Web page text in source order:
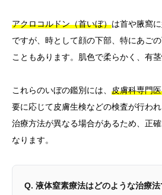
アクロコルドン（首いぼ）は首や腋窩
ですが、時として顔の下部、特にあご
こともあります。肌色で柔らかく、有茎
これらのいぼの鑑別には、 皮膚科専門
要に応じて皮膚生検などの検査が行わ
治療方法が異なる場合があるため、正
なります。
Q. 液体窒素療法はどのような治療法